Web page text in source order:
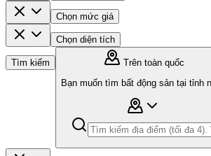
Chọn mức giá
Chọn diện tích
Tìm kiếm
Trên toàn quốc
Bạn muốn tìm bất động sản tại tỉnh